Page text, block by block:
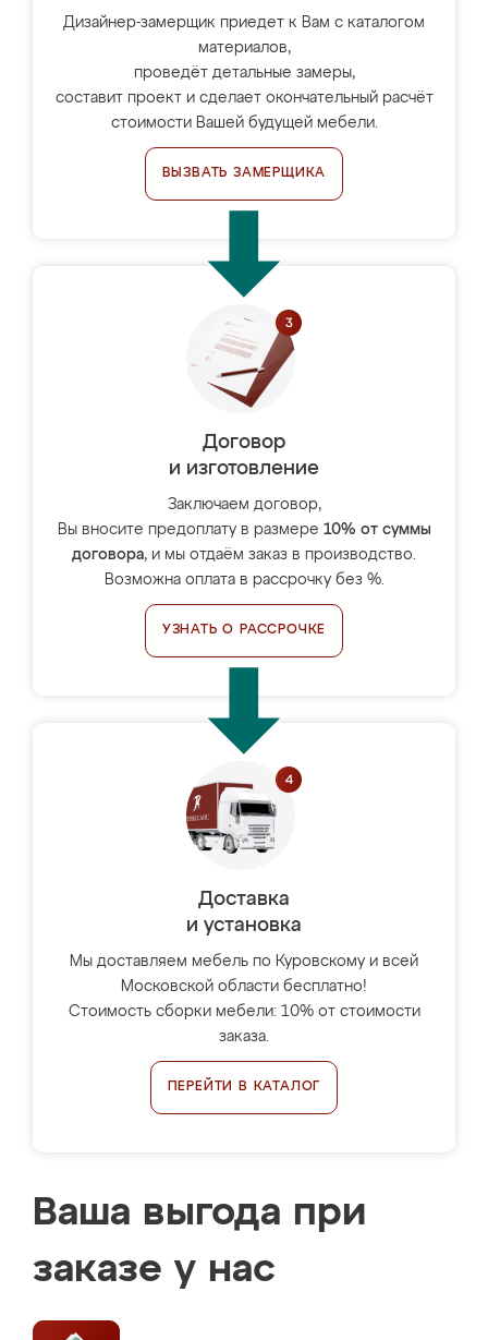
Дизайнер-замерщик приедет к Вам с каталогом
материалов,
проведёт детальные замеры,
составит проект и сделает окончательный расчёт
стоимости Вашей будущей мебели.
ВЫЗВАТЬ ЗАМЕРЩИКА
Договор
и изготовление
Заключаем договор,
Вы вносите предоплату в размере 10% от суммы
договора, и мы отдаём заказ в производство.
Возможна оплата в рассрочку без %.
УЗНАТЬ О РАССРОЧКЕ
Доставка
и установка
Мы доставляем мебель по Куровскому и всей
Московской области бесплатно!
Стоимость сборки мебели: 10% от стоимости
заказа.
ПЕРЕЙТИ В КАТАЛОГ
Ваша выгода при
заказе у нас